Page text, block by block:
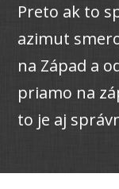
Preto ak to
azimut
na Západ a
priamo na
to je aj